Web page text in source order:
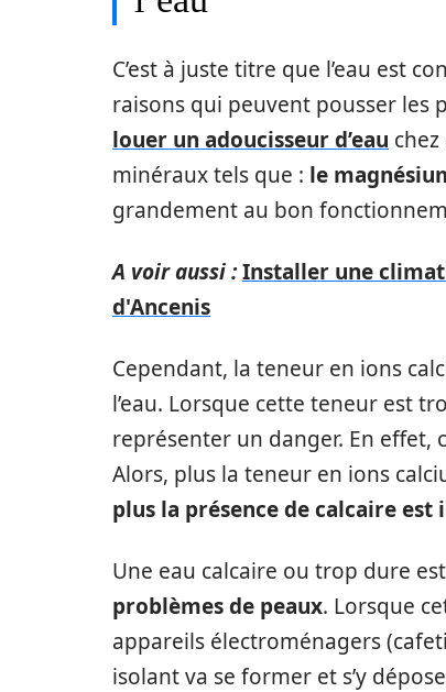
C’est à juste titre que l’eau est
raisons qui peuvent pousser les
louer un adoucisseur d’eau
minéraux tels que : le
grandement au bon
A voir aussi :Installer une
d'Ancenis
Cependant, la teneur en ions
l’eau. Lorsque cette teneur est
représenter un danger. En effet,
Alors, plus la teneur en ions
plus la présence de calcaire
Une eau calcaire ou trop dure
problèmes de peaux. Lorsque
appareils électroménagers
isolant va se former et s’y